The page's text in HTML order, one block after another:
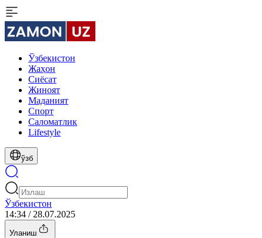
Ўзбекистон
Жаҳон
Сиёсат
Жиноят
Маданият
Спорт
Cаломатлик
Lifestyle
ўзб
Ўзбекистон
14:34 / 28.07.2025
Уланиш